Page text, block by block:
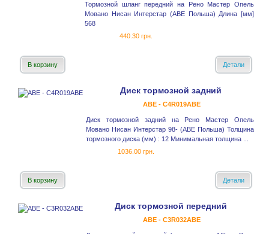
Тормозной шланг передний на Рено Мастер Опель
Мовано Нисан Интерстар (ABE Польша) Длина [мм]
568
440.30 грн.
В корзину Детали
Диск тормозной задний
ABE - C4R019ABE
Диск тормозной задний на Рено Мастер Опель
Мовано Нисан Интерстар 98- (ABE Польша) Толщина
тормозного диска (мм) : 12 Минимальная толщина ...
1036.00 грн.
В корзину Детали
Диск тормозной передний
ABE - C3R032ABE